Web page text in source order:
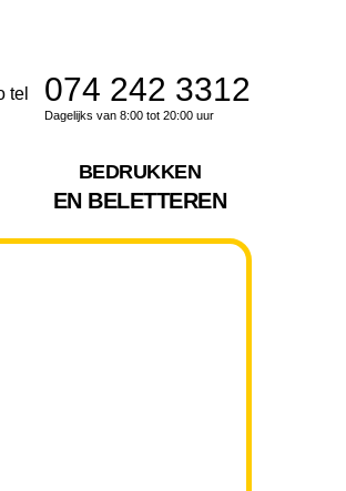
074 242 3312
Dagelijks van 8:00 tot 20:00 uur
BEDRUKKEN
EN BELETTEREN